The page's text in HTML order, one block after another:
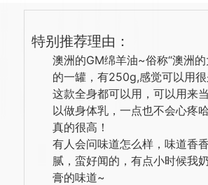
特别推荐理由：
澳洲的GM绵羊油~俗称“澳洲的
的一罐，有250g,感觉可以用很
这款全身都可以用，可以用来
以做身体乳，一点也不会心疼
真的很高！
有人会问味道怎么样，味道香
腻，蛮好闻的，有点小时候我
膏的味道~